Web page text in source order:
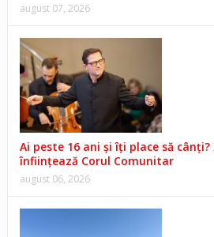
august 07, 2026
Ai peste 16 ani și îți place să
înființează Corul Comunitar
august 06, 2026